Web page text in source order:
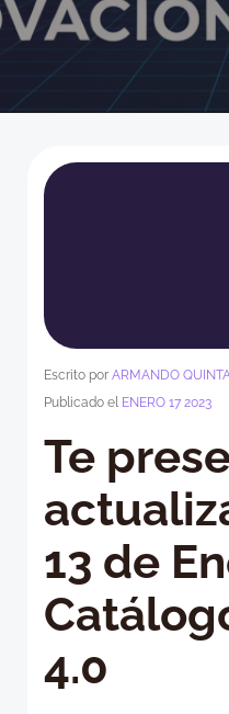
Escrito por ARMANDO
Publicado el ENERO 17 2023
Te
13 de
4.0